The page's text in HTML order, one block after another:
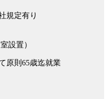
規定有り
設置）
原則65歳迄就業